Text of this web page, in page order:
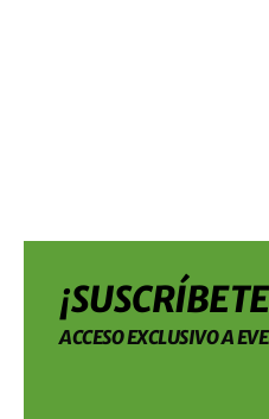
ACCESO EXCLUSIVO A